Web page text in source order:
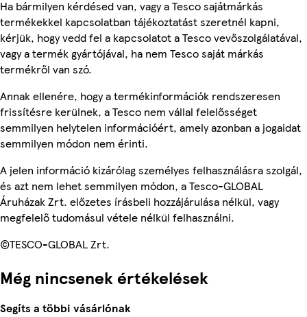
Ha bármilyen kérdésed van, vagy a Tesco sajátmárkás
termékekkel kapcsolatban tájékoztatást szeretnél kapni,
kérjük, hogy vedd fel a kapcsolatot a Tesco vevőszolgálatával,
vagy a termék gyártójával, ha nem Tesco saját márkás
termékről van szó.
Annak ellenére, hogy a termékinformációk rendszeresen
frissítésre kerülnek, a Tesco nem vállal felelősséget
semmilyen helytelen információért, amely azonban a jogaidat
semmilyen módon nem érinti.
A jelen információ kizárólag személyes felhasználásra szolgál,
és azt nem lehet semmilyen módon, a Tesco-GLOBAL
Áruházak Zrt. előzetes írásbeli hozzájárulása nélkül, vagy
megfelelő tudomásul vétele nélkül felhasználni.
©TESCO-GLOBAL Zrt.
Még nincsenek értékelések
Segíts a többi vásárlónak